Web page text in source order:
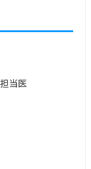
当医